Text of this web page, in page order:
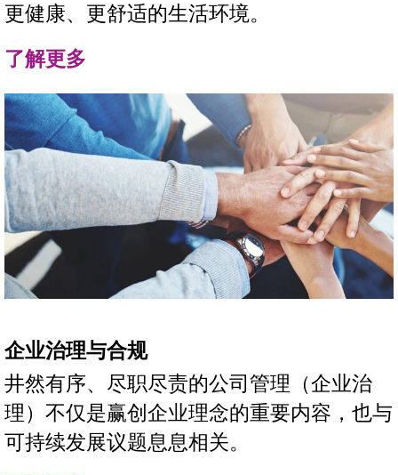
更健康、更舒适的生活环境。
了解更多
企业治理与合规
井然有序、尽职尽责的公司管理（企业治
理）不仅是赢创企业理念的重要内容，也与
可持续发展议题息息相关。